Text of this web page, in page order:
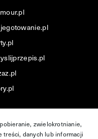
zwielokrotnianie,
treści, danych lub informacji